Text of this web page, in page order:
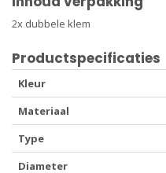
2x dubbele klem
Productspecificaties
Kleur
Materiaal
Type
Diameter